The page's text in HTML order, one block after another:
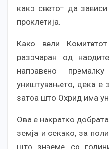
како светот да
проклетија.
Како вели
разочаран од
направено
уништувањето, дека е
затоа што Охрид има
Ова е накратко
земја и секако, за
што знаеме, со